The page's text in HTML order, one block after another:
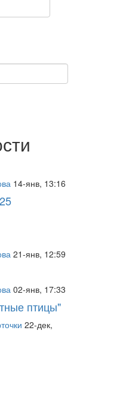
14-янв, 13:16
21-янв, 12:59
02-янв, 17:33
птицы"
22-дек,